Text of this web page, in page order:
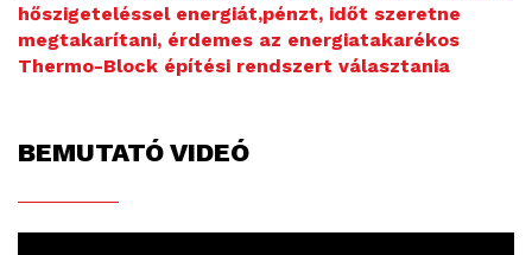
hőszigeteléssel energiát,pénzt, időt szeretne
megtakarítani, érdemes az energiatakarékos
Thermo-Block építési rendszert választania
BEMUTATÓ VIDEÓ